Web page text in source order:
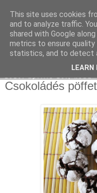
Moha
Csokoládés
This site uses cookies
and to analyze traffic.
shared with Google
metrics to ensure
statistics, and to detect
LEARN